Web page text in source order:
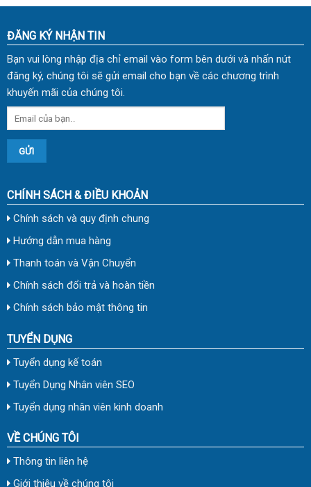
ĐĂNG KÝ NHẬN TIN
Bạn vui lòng nhập địa chỉ email vào form bên dưới và nhấn nút
đăng ký, chúng tôi sẽ gửi email cho bạn về các chương trình
khuyến mãi của chúng tôi.
CHÍNH SÁCH & ĐIỀU KHOẢN
Chính sách và quy định chung
Hướng dẫn mua hàng
Thanh toán và Vận Chuyển
Chính sách đổi trả và hoàn tiền
Chính sách bảo mật thông tin
TUYỂN DỤNG
Tuyển dụng kế toán
Tuyển Dụng Nhân viên SEO
Tuyển dụng nhân viên kinh doanh
VỀ CHÚNG TÔI
Thông tin liên hệ
Giới thiệu về chúng tôi